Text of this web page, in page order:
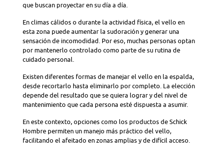
que buscan proyectar en su día a día.
En climas cálidos o durante la actividad física, el vello en
esta zona puede aumentar la sudoración y generar una
sensación de incomodidad. Por eso, muchas personas optan
por mantenerlo controlado como parte de su rutina de
cuidado personal.
Existen diferentes formas de manejar el vello en la espalda,
desde recortarlo hasta eliminarlo por completo. La elección
depende del resultado que se quiera lograr y del nivel de
mantenimiento que cada persona esté dispuesta a asumir.
En este contexto, opciones como los productos de Schick
Hombre permiten un manejo más práctico del vello,
facilitando el afeitado en zonas amplias y de difícil acceso.